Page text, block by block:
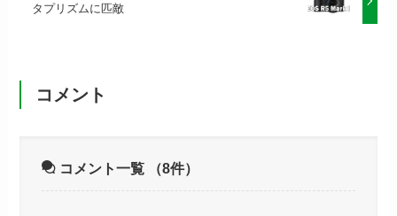
タプリズムに匹敵
コメント
コメント一覧 （8件）